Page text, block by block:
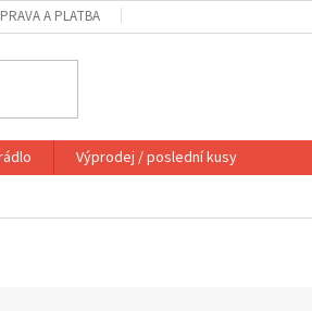
A PLATBA
Výprodej / poslední kusy